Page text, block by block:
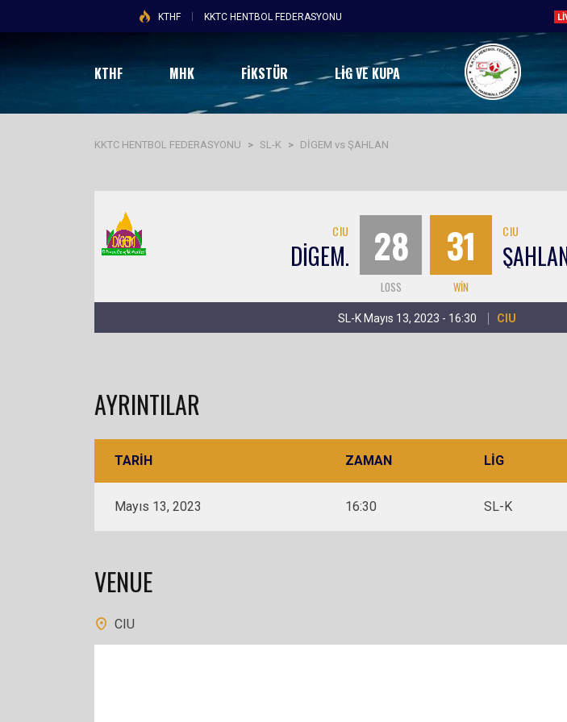
KTHF KKTC HENTBOL FEDERASYONU
KTHF MHK FİKSTÜR LIG VE KUPA
KKTC HENTBOL FEDERASYONU > SL-K > DİGEM vs ŞAHLAN
CIU
DİGEM. 28
LOSS
31
WIN
CIU
SL-K Mayıs 13, 2023 - 16:30 CIU
AYRINTILAR
TARIH ZAMAN LIG
Mayıs 13, 2023 16:30 SL-K
VENUE
CIU